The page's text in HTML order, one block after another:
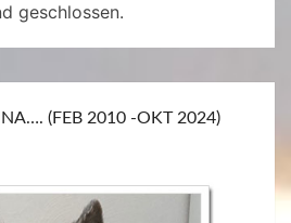
geschlossen.
(FEB 2010 -OKT 2024)